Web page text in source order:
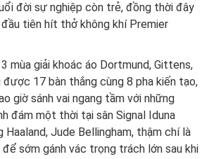
đời sự nghiệp còn trẻ, đồng thời đây
tiên hít thở không khí Premier
mùa giải khoác áo Dortmund, Gittens,
17 bàn thắng cùng 8 pha kiến tạo,
giờ sánh vai ngang tầm với những
đám một thời tại sân Signal Iduna
Haaland, Jude Bellingham, thậm chí là
để sớm gánh vác trọng trách lớn sau khi